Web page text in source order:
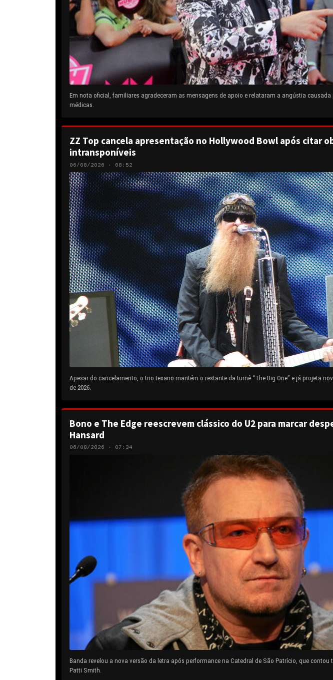
Em nota oficial, familiares agradeceram as mensagens de apoio e relataram a angústia
médicas.
ZZ Top cancela apresentação no Hollywood Bowl após citar
intransponíveis
06/08/2026 · 08:52
Apesar do cancelamento, o trio texano mantém o restante da turnê “The Big One” e já projeta
de 2026.
Bono e The Edge reescrevem clássico do U2 para marcar
Hansard
06/08/2026 · 07:34
Banda revelou a nova versão da letra após performance na Catedral de São Patrício, que
Patti Smith.